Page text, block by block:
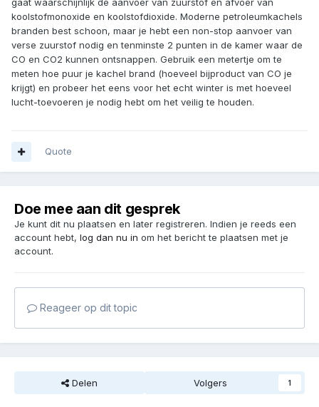
gaat waarschijnlijk de aanvoer van zuurstof en afvoer van
koolstofmonoxide en koolstofdioxide. Moderne petroleumkachels
branden best schoon, maar je hebt een non-stop aanvoer van
verse zuurstof nodig en tenminste 2 punten in de kamer waar de
CO en CO2 kunnen ontsnappen. Gebruik een metertje om te
meten hoe puur je kachel brand (hoeveel bijproduct van CO je
krijgt) en probeer het eens voor het echt winter is met hoeveel
lucht-toevoeren je nodig hebt om het veilig te houden.
Quote
Doe mee aan dit gesprek
Je kunt dit nu plaatsen en later registreren. Indien je reeds een
account hebt, log dan nu in om het bericht te plaatsen met je
account.
Reageer op dit topic
Delen Volgers 1